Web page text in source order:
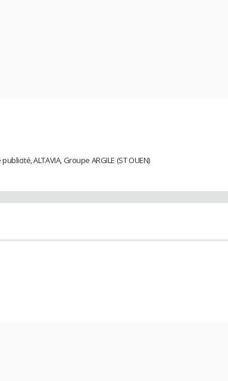
ALTAVIA, Groupe ARGILE (ST OUEN)